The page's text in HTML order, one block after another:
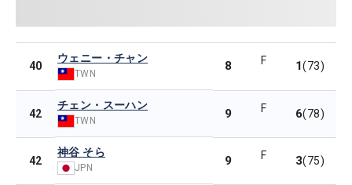
40
ウェニー・チャン
TWN
8 F 1(73)
42
チェン・スーハン
TWN 9 F 6(78)
42
神谷 そら
JPN 9 F 3(75)